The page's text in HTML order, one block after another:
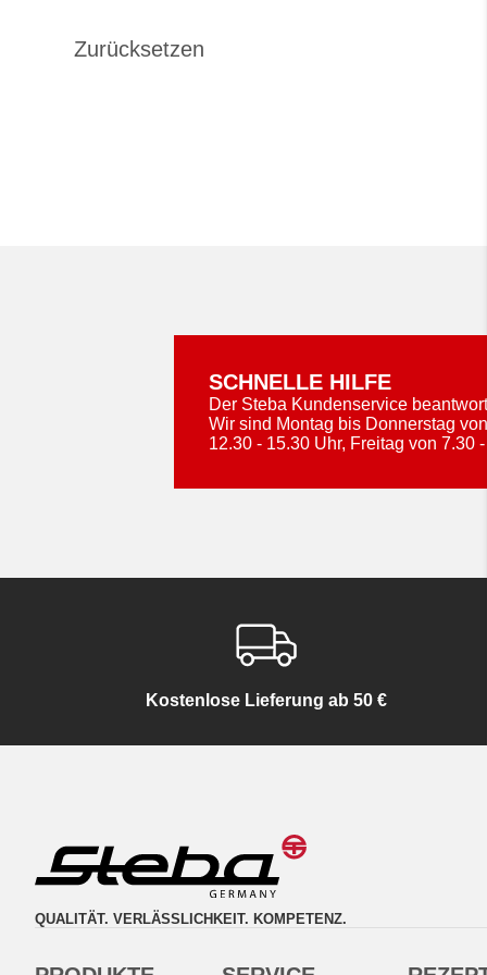
SCHNELLE HILFE
Der Steba Kundenservice
Wir sind Montag bis Donnerstag
12.30 - 15.30 Uhr, Freitag von 7.30 -
Kostenlose Lieferung ab 50 €
QUALITÄT. VERLÄSSLICHKEIT. KOMPETENZ.